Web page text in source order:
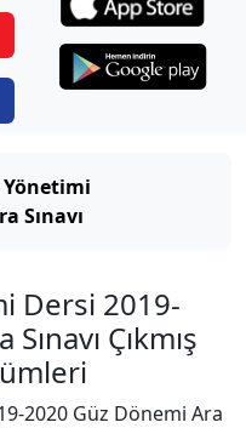
Sınavı
Dersi 2019-
Çıkmış
2020 Güz Dönemi Ara